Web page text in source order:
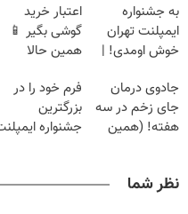
به جشنواره
ایمپلنت تهران
خوش اومدی! |
مشاوره رایگان
بگیر!
اعتبار خرید
گوشی بگیر 📱
همین حالا
بده 🎯
جادوی درمان
جای زخم در سه
هفته! (همین
فرم خود را در
بزرگترین
جشنواره
نظر شما